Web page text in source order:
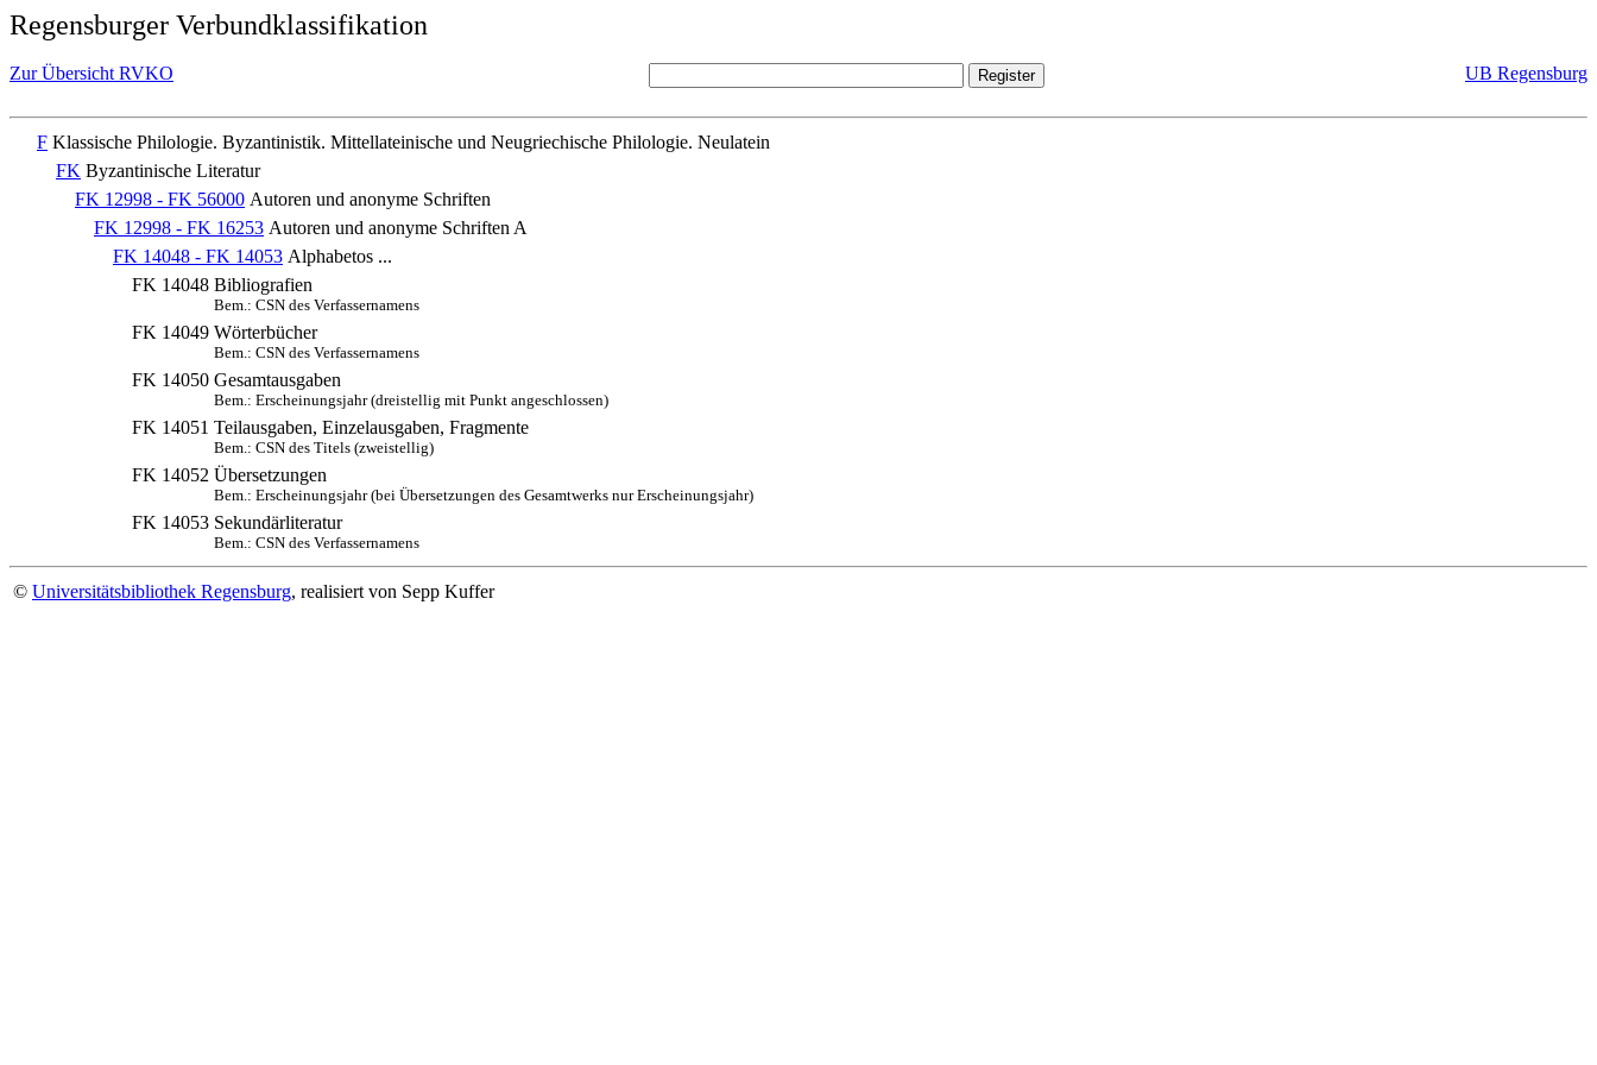
Regensburger Verbundklassifikation
Zur Übersicht RVKO UB Regensburg
F Klassische Philologie. Byzantinistik. Mittellateinische und Neugriechische Philologie. Neulatein
FK Byzantinische Literatur
FK 12998 - FK 56000 Autoren und anonyme Schriften
FK 12998 - FK 16253 Autoren und anonyme Schriften A
FK 14048 - FK 14053 Alphabetos ...
FK 14048 Bibliografien
Bem.: CSN des Verfassernamens
FK 14049 Wörterbücher
Bem.: CSN des Verfassernamens
FK 14050 Gesamtausgaben
Bem.: Erscheinungsjahr (dreistellig mit Punkt angeschlossen)
FK 14051 Teilausgaben, Einzelausgaben, Fragmente
Bem.: CSN des Titels (zweistellig)
FK 14052 Übersetzungen
Bem.: Erscheinungsjahr (bei Übersetzungen des Gesamtwerks nur Erscheinungsjahr)
FK 14053 Sekundärliteratur
Bem.: CSN des Verfassernamens
© Universitätsbibliothek Regensburg, realisiert von Sepp Kuffer